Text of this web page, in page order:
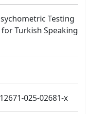
Testing
Turkish Speaking
025-02681-x